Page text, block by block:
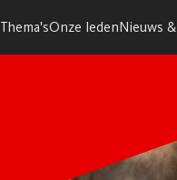
Thema'sOnze ledenNieuws